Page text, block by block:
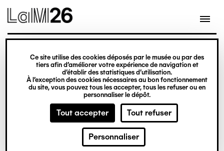
Gestion des cookies
Ce site utilise des cookies déposés par le musée ou par des
tiers afin d’améliorer votre expérience de navigation et
d’établir des statistiques d’utilisation.
À l’exception des cookies nécessaires au bon fonctionnement
du site, vous pouvez tous les accepter, tous les refuser ou en
personnaliser le dépôt.
Tout accepter Tout refuser
Personnaliser
contenu